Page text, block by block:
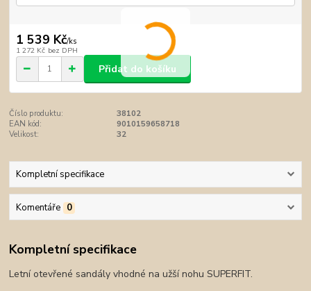
1 539 Kč/ks
1 272 Kč bez DPH
Přidat do košíku
Číslo produktu:
38102
EAN kód:
9010159658718
Velikost:
32
Kompletní specifikace
Komentáře 0
Kompletní specifikace
Letní otevřené sandály vhodné na užší nohu SUPERFIT.